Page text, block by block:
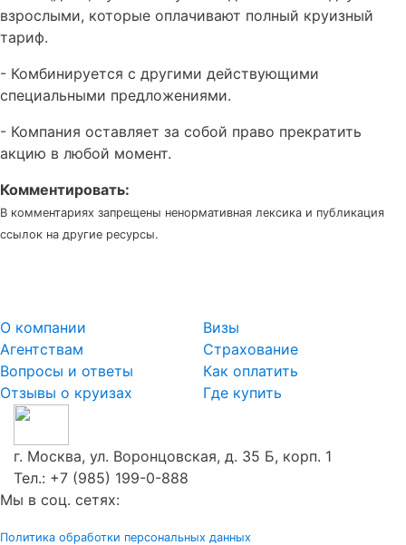
взрослыми, которые оплачивают полный круизный
тариф.
- Комбинируется с другими действующими
специальными предложениями.
- Компания оставляет за собой право прекратить
акцию в любой момент.
Комментировать:
В комментариях запрещены ненормативная лексика и публикация
ссылок на другие ресурсы.
О компании
Агентствам
Вопросы и ответы
Отзывы о круизах
Визы
Страхование
Как оплатить
Где купить
г. Москва, ул. Воронцовская, д. 35 Б, корп. 1
Тел.: +7 (985) 199-0-888
Мы в соц. сетях:
Политика обработки персональных данных